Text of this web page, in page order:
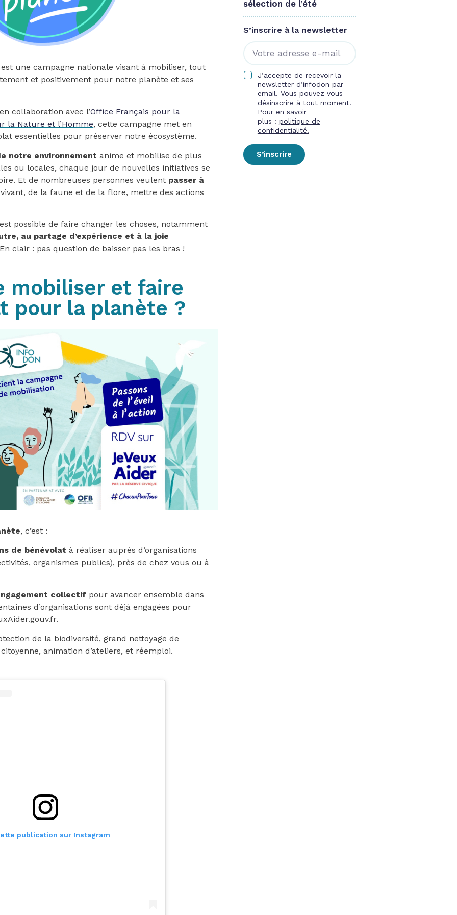
une campagne nationale visant à mobiliser, tout
et positivement pour notre planète et ses
collaboration avec l’Office Français pour la
la Nature et l’Homme, cette campagne met en
essentielles pour préserver notre écosystème.
notre environnement anime et mobilise de plus
ou locales, chaque jour de nouvelles initiatives se
Et de nombreuses personnes veulent passer à
de la faune et de la flore, mettre des actions
possible de faire changer les choses, notamment
au partage d’expérience et à la joie
clair : pas question de baisser pas les bras !
mobiliser et faire
pour la planète ?
, c’est :
de bénévolat à réaliser auprès d’organisations
organismes publics), près de chez vous ou à
collectif pour avancer ensemble dans
d’organisations sont déjà engagées pour
de la biodiversité, grand nettoyage de
animation d’ateliers, et réemploi.
publication sur Instagram
sélection de l’été
S’inscrire à la newsletter
J’accepte de recevoir la
newsletter d’infodon par
email. Vous pouvez vous
désinscrire à tout moment.
Pour en savoir
plus : politique de
confidentialité.
S’inscrire